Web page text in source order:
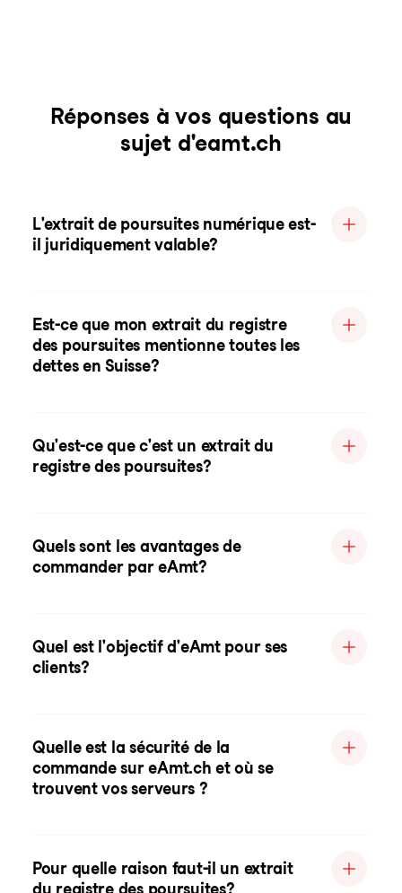
Réponses à vos questions au
sujet d'eamt.ch
L'extrait de poursuites numérique est-
il juridiquement valable?
Est-ce que mon extrait du registre
des poursuites mentionne toutes les
dettes en Suisse?
Qu'est-ce que c'est un extrait du
registre des poursuites?
Quels sont les avantages de
commander par eAmt?
Quel est l'objectif d'eAmt pour ses
clients?
Quelle est la sécurité de la
commande sur eAmt.ch et où se
trouvent vos serveurs ?
Pour quelle raison faut-il un extrait
du registre des poursuites?